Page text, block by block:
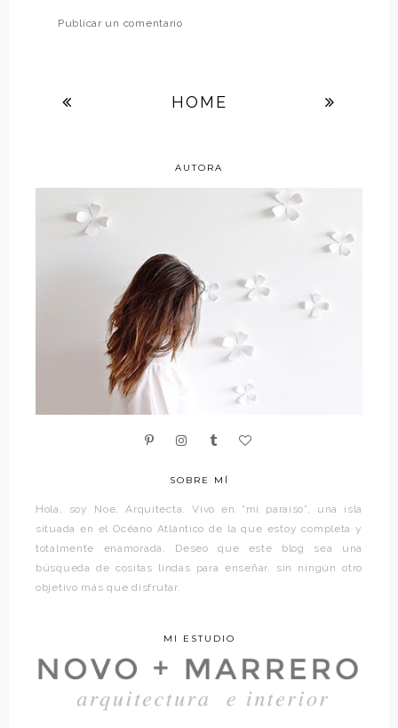
Publicar un comentario
HOME
AUTORA
SOBRE MÍ
Hola, soy Noe. Arquitecta. Vivo en “mi paraíso”, una isla
situada en el Océano Atlántico de la que estoy completa y
totalmente enamorada. Deseo que este blog sea una
búsqueda de cositas lindas para enseñar, sin ningún otro
objetivo más que disfrutar.
MI ESTUDIO